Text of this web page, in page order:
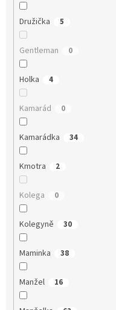
Družička 5
Gentleman 0
Holka 4
Kamarád 0
Kamarádka 34
Kmotra 2
Kolega 0
Kolegyně 30
Maminka 38
Manžel 16